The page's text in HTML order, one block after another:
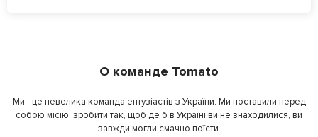
О команде Tomato
Ми - це невелика команда ентузіастів з України. Ми поставили перед
собою місію: зробити так, щоб де б в Україні ви не знаходилися, ви
завжди могли смачно поїсти.